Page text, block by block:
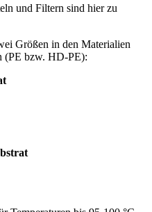
und Filtern sind hier zu
Größen in den Materialien
(PE bzw. HD-PE):